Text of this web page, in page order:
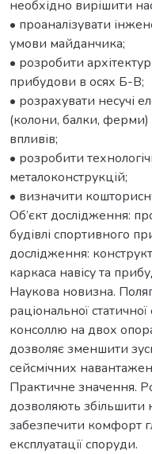
необхідно вирішити
• проаналізувати
умови майданчика;
• розробити
прибудови в осях Б-В;
• розрахувати несучі
(колони, балки, ферми)
впливів;
• розробити
металоконструкцій;
• визначити
Об’єкт дослідження:
будівлі спортивного
дослідження:
каркаса навісу та
Наукова новизна.
раціональної
консоллю на двох
дозволяє зменшити
сейсмічних
Практичне значення.
дозволяють збільшити
забезпечити комфорт
експлуатації споруди.